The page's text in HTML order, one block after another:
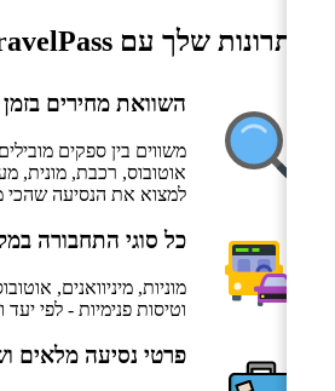
היתרונות שלך עם TravelPass
השוואת מחירים
משווים בין ספקים
אוטובוס, רכבת, מונית,
למצוא את הנסיעה שהכי
כל סוגי התחבורה
מוניות, מיניוואנים,
וטיסות פנימיות - לפי יעד
פרטי נסיעה מלאים